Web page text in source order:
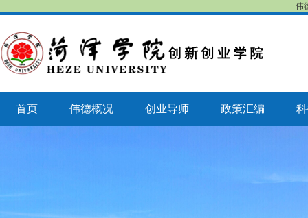
伟
首页 伟德概况 创业导师 政策汇编